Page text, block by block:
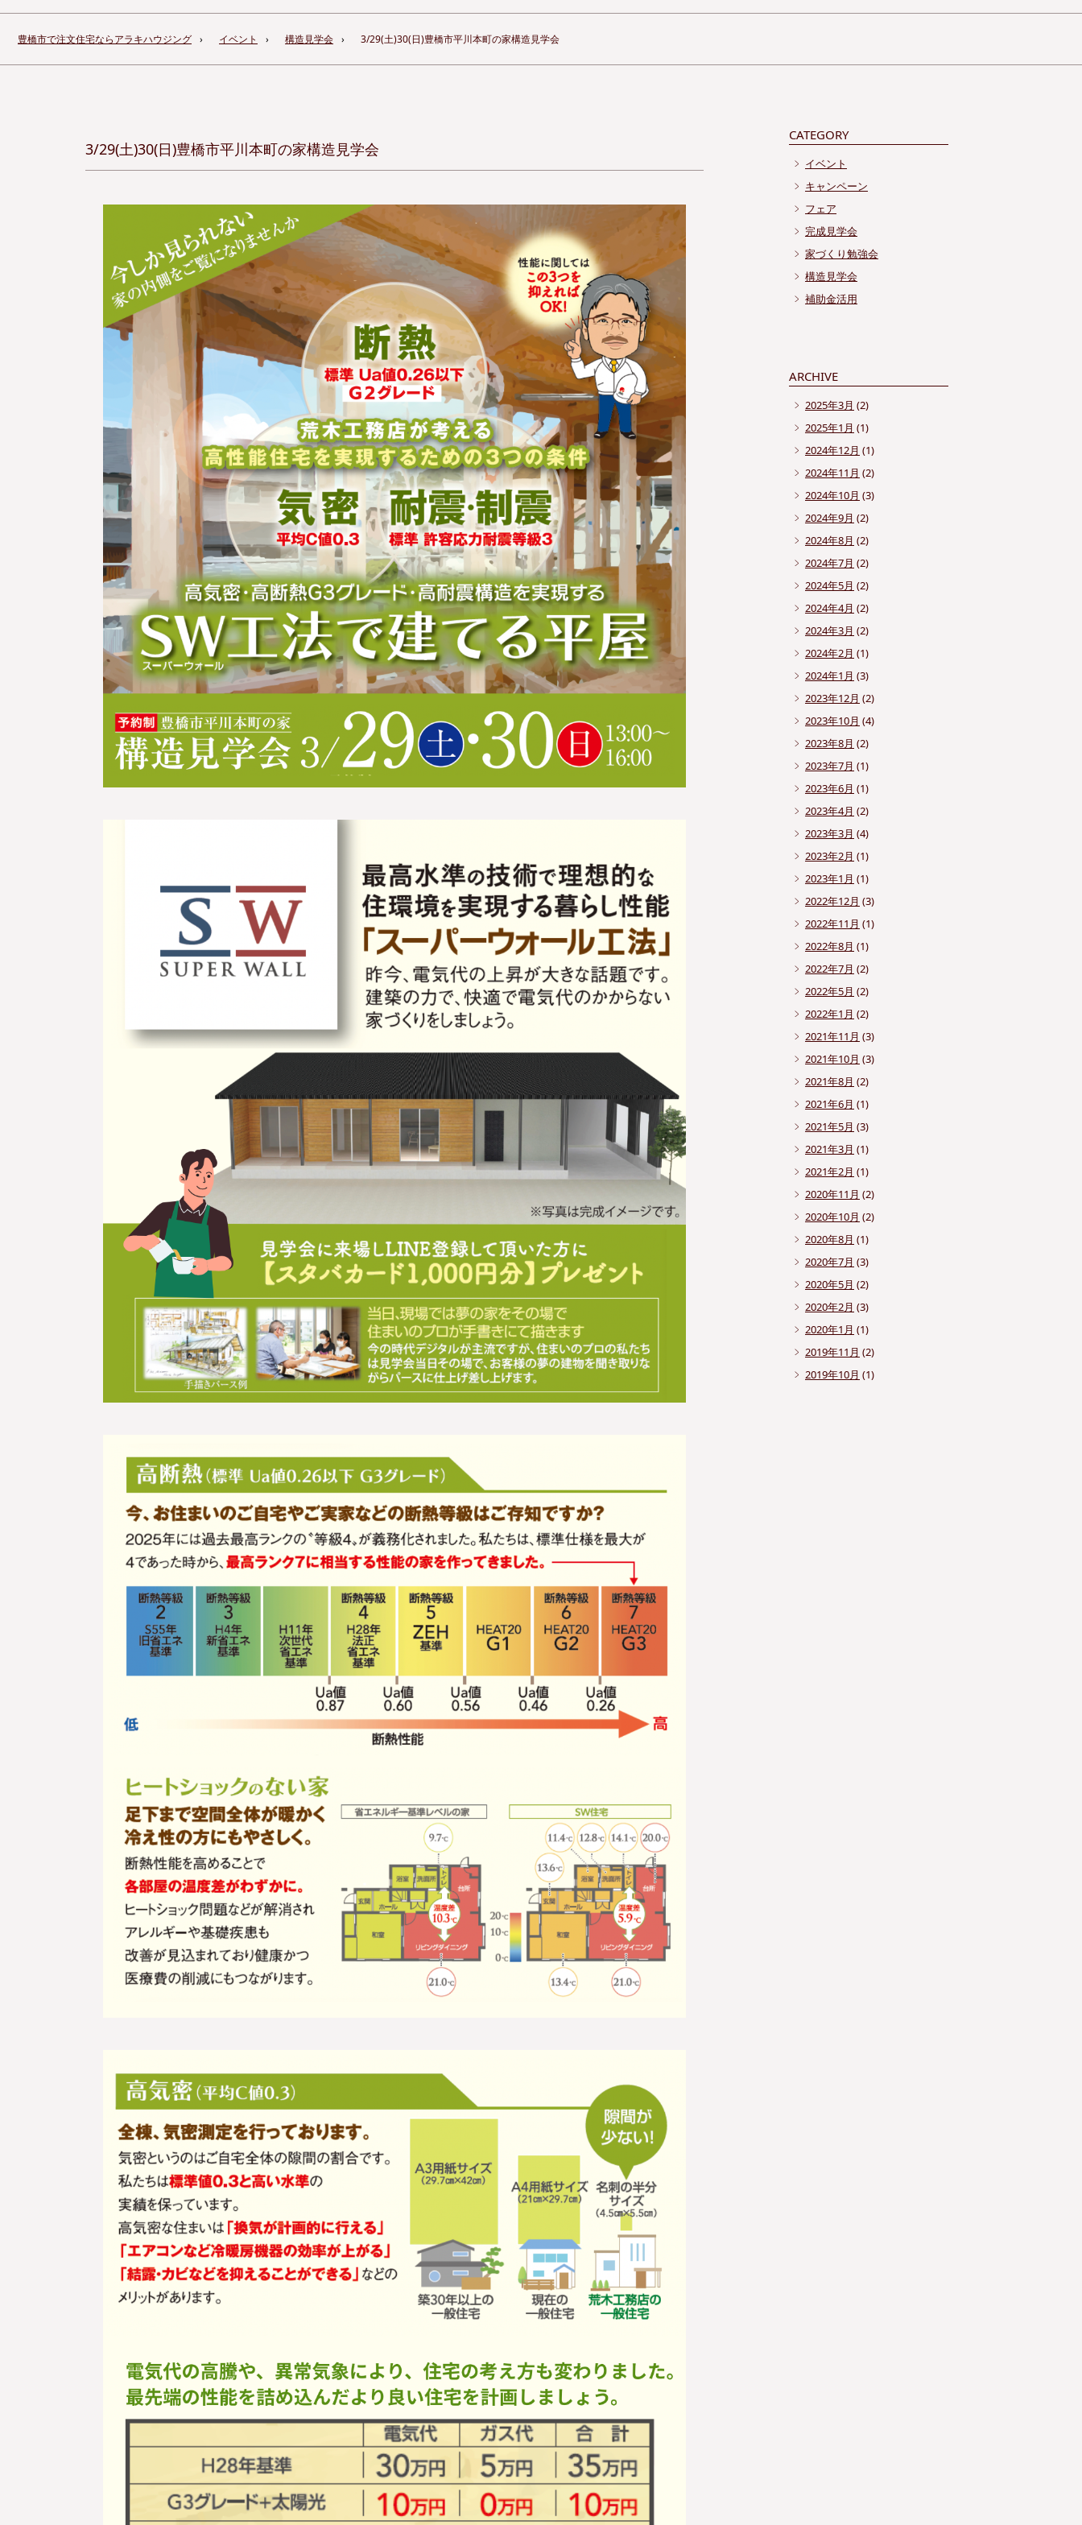
豊橋市で注文住宅ならアラキハウジング イベント 構造見学会 3/29(土)30(日)豊橋市平川本町の家構造見学会
3/29(土)30(日)豊橋市平川本町の家構造見学会
CATEGORY
イベント
キャンペーン
フェア
完成見学会
家づくり勉強会
構造見学会
補助金活用
ARCHIVE
2025年3月 (2)
2025年1月 (1)
2024年12月 (1)
2024年11月 (2)
2024年10月 (3)
2024年9月 (2)
2024年8月 (2)
2024年7月 (2)
2024年5月 (2)
2024年4月 (2)
2024年3月 (2)
2024年2月 (1)
2024年1月 (3)
2023年12月 (2)
2023年10月 (4)
2023年8月 (2)
2023年7月 (1)
2023年6月 (1)
2023年4月 (2)
2023年3月 (4)
2023年2月 (1)
2023年1月 (1)
2022年12月 (3)
2022年11月 (1)
2022年8月 (1)
2022年7月 (2)
2022年5月 (2)
2022年1月 (2)
2021年11月 (3)
2021年10月 (3)
2021年8月 (2)
2021年6月 (1)
2021年5月 (3)
2021年3月 (1)
2021年2月 (1)
2020年11月 (2)
2020年10月 (2)
2020年8月 (1)
2020年7月 (3)
2020年5月 (2)
2020年2月 (3)
2020年1月 (1)
2019年11月 (2)
2019年10月 (1)